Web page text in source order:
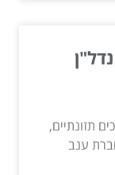
תזונתיים,
ענב